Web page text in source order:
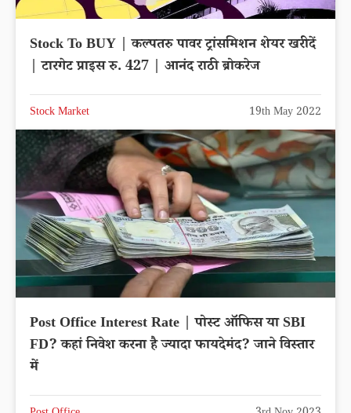
Stock To BUY | कल्पतरु पावर ट्रांसमिशन शेयर खरीदें
| टारगेट प्राइस रु. 427 | आनंद राठी ब्रोकरेज
Stock Market 19th May 2022
Post Office Interest Rate | पोस्ट ऑफिस या SBI
FD? कहां निवेश करना है ज्यादा फायदेमंद? जाने विस्तार
में